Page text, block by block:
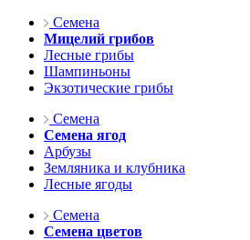
Семена
Мицелий грибов
Лесные грибы
Шампиньоны
Экзотические грибы
Семена
Семена ягод
Арбузы
Земляника и клубника
Лесные ягоды
Семена
Семена цветов